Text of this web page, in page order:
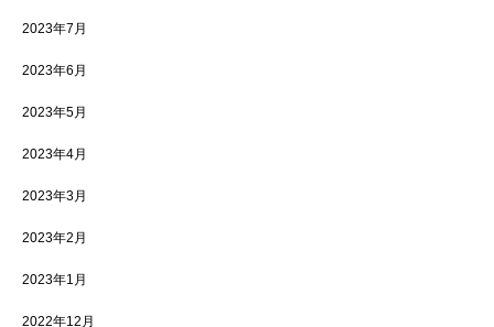
2023年7月
2023年6月
2023年5月
2023年4月
2023年3月
2023年2月
2023年1月
2022年12月